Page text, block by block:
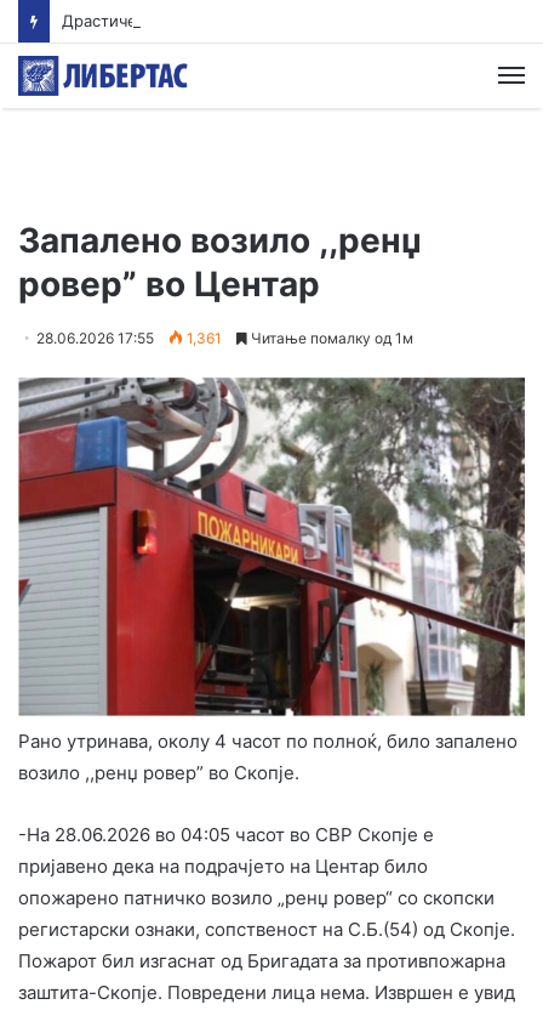
Драстичен пад на запишани првачиња годинава
Запалено возило ,,ренџ
ровер” во Центар
28.06.2026 17:55 1,361 Читање помалку од 1м
Рано утринава, околу 4 часот по полноќ, било запалено
возило ,,ренџ ровер” во Скопје.
-На 28.06.2026 во 04:05 часот во СВР Скопје е
пријавено дека на подрачјето на Центар било
опожарено патничко возило „ренџ ровер“ со скопски
регистарски ознаки, сопственост на С.Б.(54) од Скопје.
Пожарот бил изгаснат од Бригадата за противпожарна
заштита-Скопје. Повредени лица нема. Извршен е увид